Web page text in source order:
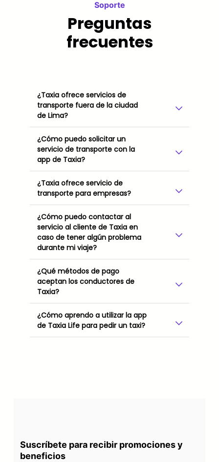
Soporte
Preguntas
frecuentes
¿Taxia ofrece servicios de
transporte fuera de la ciudad
de Lima?
¿Cómo puedo solicitar un
servicio de transporte con la
app de Taxia?
¿Taxia ofrece servicio de
transporte para empresas?
¿Cómo puedo contactar al
servicio al cliente de Taxia en
caso de tener algún problema
durante mi viaje?
¿Qué métodos de pago
aceptan los conductores de
Taxia?
¿Cómo aprendo a utilizar la app
de Taxia Life para pedir un taxi?
Suscríbete para recibir promociones y
beneficios